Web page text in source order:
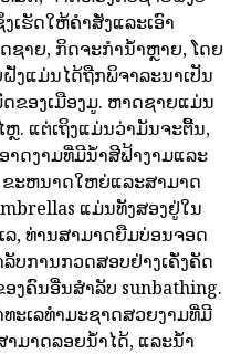
ເຮັດໃຫ້ຄໍາສັ່ງແລະເອົາ
ຊາຍ, ກິດຈະກໍານ້ໍາຫຼາຍ, ໂດຍ
ງແມ່ນໄດ້ຖືກພິຈາລະນາເປັນ
ຂອງເມືອງມູ. ຫາດຊາຍແມ່ນ
. ແຕ່ເຖິງແມ່ນວ່າມັນຈະຕື້ນ,
ດງາມທີ່ມີນ້ໍາສີຟ້າງາມແລະ
ຂະຫນາດໃຫຍ່ແລະສາມາດ
ແມ່ນທັງສອງຢູ່ໃນ
, ທ່ານສາມາດຍືມບ່ອນຈອດ
ບການກວດສອບຢ່າງເຄັ່ງຄັດ
ງຄົນອື່ນສໍາລັບ sunbathing.
ະເລທໍາມະຊາດສວຍງາມທີ່ມີ
ມາດລອຍນ້ໍາໄດ້, ແລະນ້ໍາ